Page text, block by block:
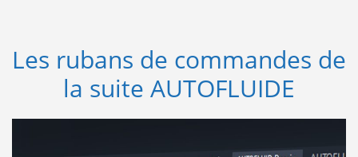
Les rubans de commandes de
la suite AUTOFLUIDE